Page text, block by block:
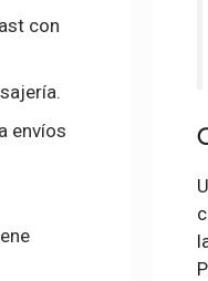
con
envíos